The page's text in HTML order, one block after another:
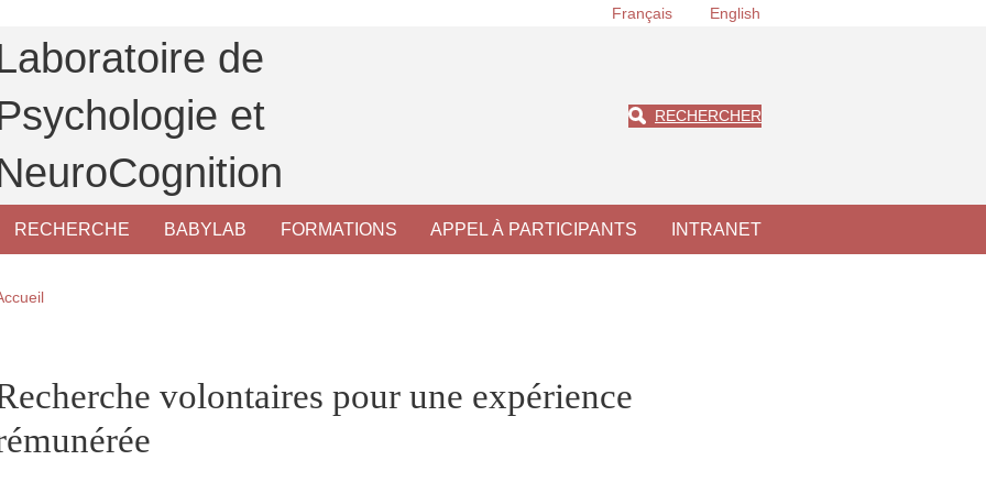
Français English
de
et
RECHERCHER
RECHERCHE BABYLAB FORMATIONS APPEL À PARTICIPANTS INTRANET
d'Ariane
Sidebarvolontaires pour une expérience